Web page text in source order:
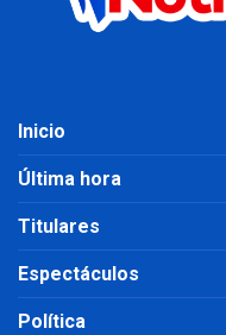
Inicio
Última hora
Titulares
Espectáculos
Política